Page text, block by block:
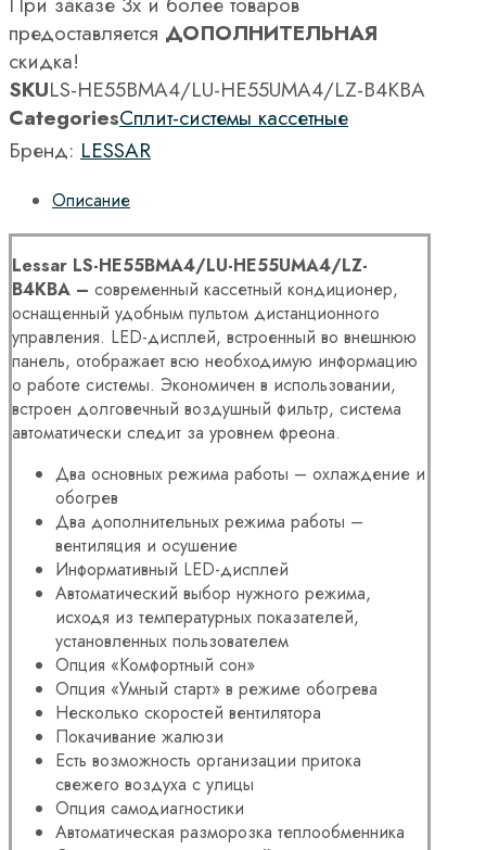
предоставляется ДОПОЛНИТЕЛЬНАЯ
скидка!
SKULS-HE55BMA4/LU-HE55UMA4/LZ-B4KBA
CategoriesСплит-системы кассетные
Бренд: LESSAR
Описание
Lessar LS-HE55BMA4/LU-HE55UMA4/LZ-
B4KBА – современный кассетный кондиционер,
оснащенный удобным пультом дистанционного
управления. LED-дисплей, встроенный во внешнюю
панель, отображает всю необходимую информацию
о работе системы. Экономичен в использовании,
встроен долговечный воздушный фильтр, система
автоматически следит за уровнем фреона.
Два основных режима работы – охлаждение и
обогрев
Два дополнительных режима работы –
вентиляция и осушение
Информативный LED-дисплей
Автоматический выбор нужного режима,
исходя из температурных показателей,
установленных пользователем
Опция «Комфортный сон»
Опция «Умный старт» в режиме обогрева
Несколько скоростей вентилятора
Покачивание жалюзи
Есть возможность организации притока
свежего воздуха с улицы
Опция самодиагностики
Автоматическая разморозка теплообменника